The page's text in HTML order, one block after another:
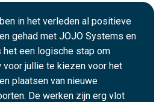
in het verleden al positieve
gehad met JOJO Systems en
het een logische stap om
voor jullie te kiezen voor het
plaatsen van nieuwe
De werken zijn erg vlot